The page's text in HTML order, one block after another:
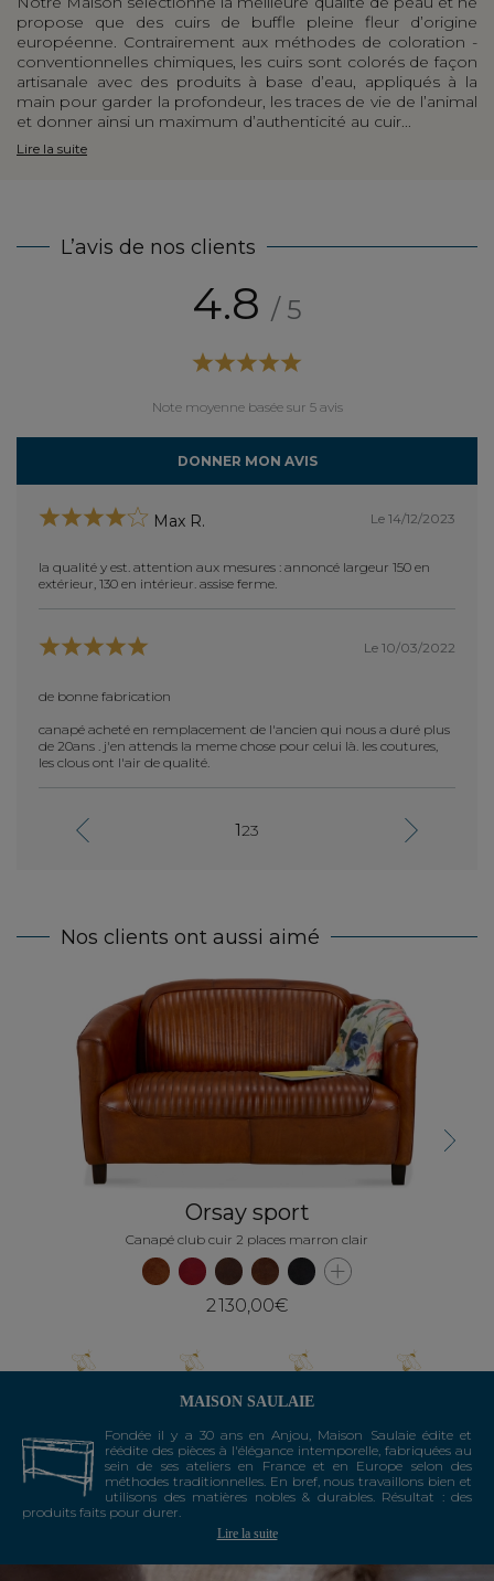
propose que des cuirs de buffle pleine fleur ­d’origine
européenne. Contrairement aux méthodes de coloration ­
conventionnelles chimiques, les cuirs sont colorés de façon
artisanale avec des produits à base d’eau, appliqués à la
main pour garder la profondeur, les traces de vie de l’animal
et donner ainsi un maximum d’authenticité au cuir...
Lire la suite
L’avis de nos clients
4.8 / 5
Note moyenne basée sur 5 avis
DONNER MON AVIS
Max R. Le 14/12/2023
la qualité y est. attention aux mesures : annoncé largeur 150 en
extérieur, 130 en intérieur. assise ferme.
Le 10/03/2022
de bonne fabrication
canapé acheté en remplacement de l'ancien qui nous a duré plus
de 20ans . j'en attends la meme chose pour celui là. les coutures,
les clous ont l'air de qualité.
123
Nos clients ont aussi aimé
Orsay sport
Canapé club cuir 2 places marron clair
2 130,00€
Next
MAISON SAULAIE
Fondée il y a 30 ans en Anjou, Maison Saulaie édite et
réédite des pièces à l'élégance intemporelle, fabriquées au
sein de ses ateliers en France et en Europe selon des
méthodes traditionnelles. En bref, nous travaillons bien et
utilisons des matières nobles & durables. Résultat : des
produits faits pour durer.
Lire la suite